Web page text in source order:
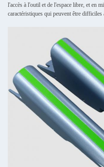
l'accès à l'outil et de l'espace libre, et en
caractéristiques qui peuvent être difficiles